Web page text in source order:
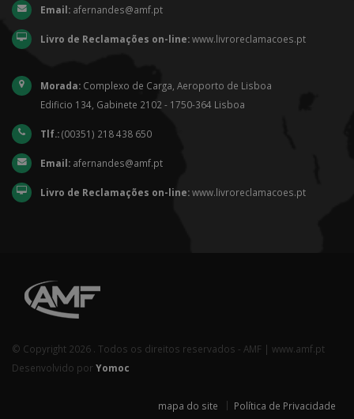
Email: afernandes@amf.pt
Livro de Reclamações on-line:www.livroreclamacoes.pt
Morada: Complexo de Carga, Aeroporto de Lisboa
Edificio 134, Gabinete 2102 - 1750-364 Lisboa
Tlf.:(00351) 218 438 650
Email: afernandes@amf.pt
Livro de Reclamações on-line:www.livroreclamacoes.pt
© Copyright 2026 . Todos os direitos reservados - AMF | www.amf.pt
Desenvolvido por Yomoc
mapa do site Política de Privacidade